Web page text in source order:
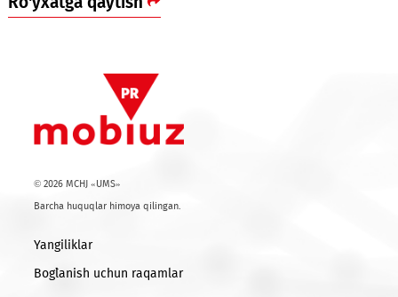
qilgan avtomobilingizga ega bo‘lishdir. Siz qaysi yo‘lni
saytida
https://mobi.uz/uz/discounts/discounts/20286/
Ro'yxatga qaytish